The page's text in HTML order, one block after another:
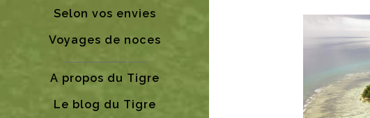
Selon vos envies
Voyages de noces
A propos du Tigre
Le blog du Tigre